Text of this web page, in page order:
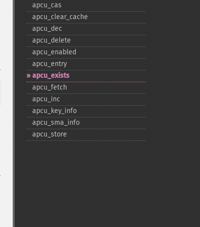
apcu_​cas
apcu_​clear_​cache
apcu_​dec
apcu_​delete
apcu_​enabled
apcu_​entry
apcu_​exists
apcu_​fetch
apcu_​inc
apcu_​key_​info
apcu_​sma_​info
apcu_​store